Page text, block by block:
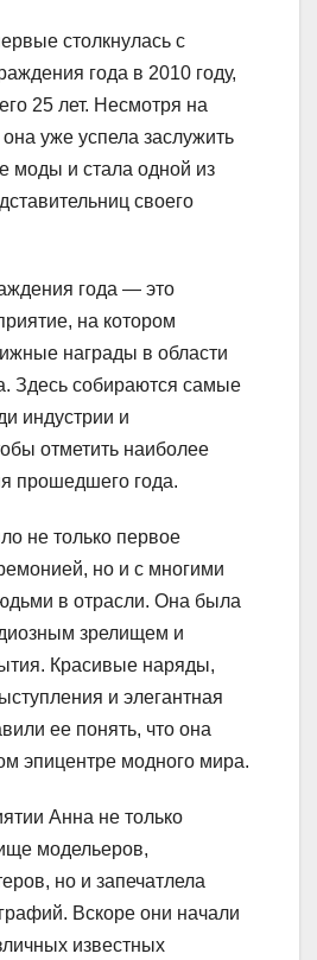
столкнулась с
года в 2010 году,
25 лет. Несмотря на
уже успела заслужить
моды и стала одной из
своего
года — это
на котором
награды в области
Здесь собираются самые
индустрии и
отметить наиболее
прошедшего года.
не только первое
но и с многими
в отрасли. Она была
зрелищем и
Красивые наряды,
и элегантная
ее понять, что она
эпицентре модного мира.
Анна не только
модельеров,
но и запечатлела
Вскоре они начали
известных